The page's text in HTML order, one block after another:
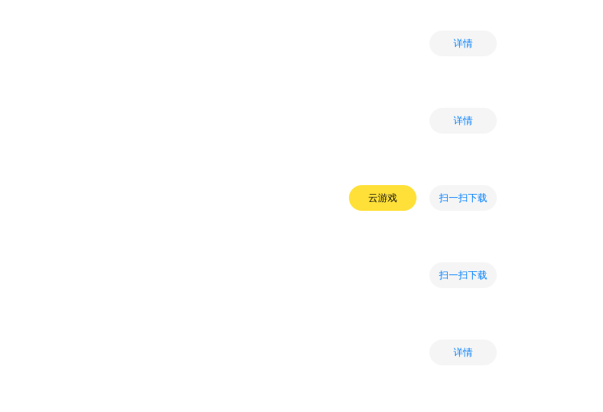
详情
详情
云游戏 扫一扫下载
扫一扫下载
详情